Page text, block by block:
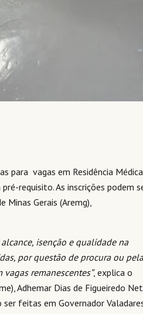
para vagas em Residência Médica,
requisito. As inscrições podem
Minas Gerais (Aremg),
alcance, isenção e qualidade na
por questão de procura ou pela
remanescentes”, explica o
Adhemar Dias de Figueiredo
feitas em Governador